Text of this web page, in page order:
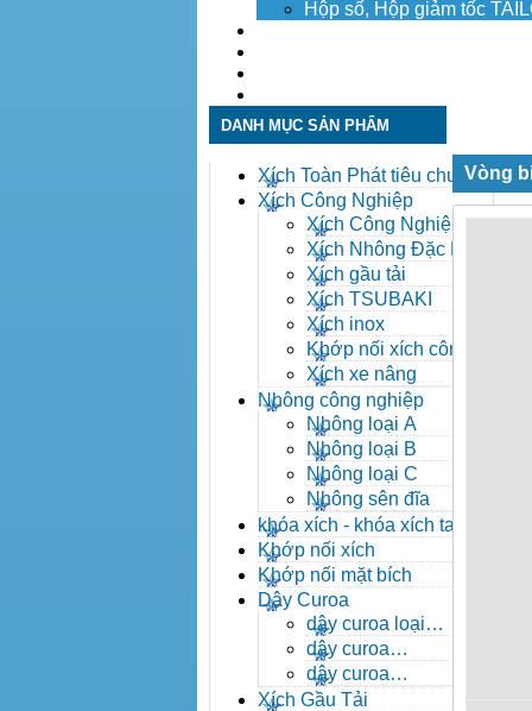
Hộp số, Hộp giảm tốc
DANH MỤC SẢN PHẨM
Xích Toàn Phát tiêu chuẩn
ANSI
Xích Công Nghiệp
Xích Công Nghiệp -
Xich Cong Nghiep
Xích Nhông Đặc Biệt
Xích gầu tải
Xích TSUBAKI
Xích inox
Khớp nối xích công
nghiệp
Xích xe nâng
Nhông công nghiệp
Nhông loại A
Nhông loại B
Nhông loại C
Nhông sên đĩa
khóa xích - khóa xích tai eo
- khóa xích công nghiệp
Khớp nối xích
Khớp nối mặt bích
Dây Curoa
dây curoa loại
A,B,C,D,E
dây curoa
SPZ,SPA,SPB,SPC
dây curoa
XPZ,XPA,XPB,XPC
Xích Gầu Tải
Vòng